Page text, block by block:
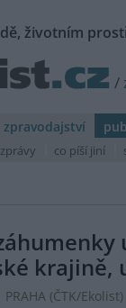
životním
/
zpravodajství
co píší jiní
krajině,
(ČTK/Ekolist)